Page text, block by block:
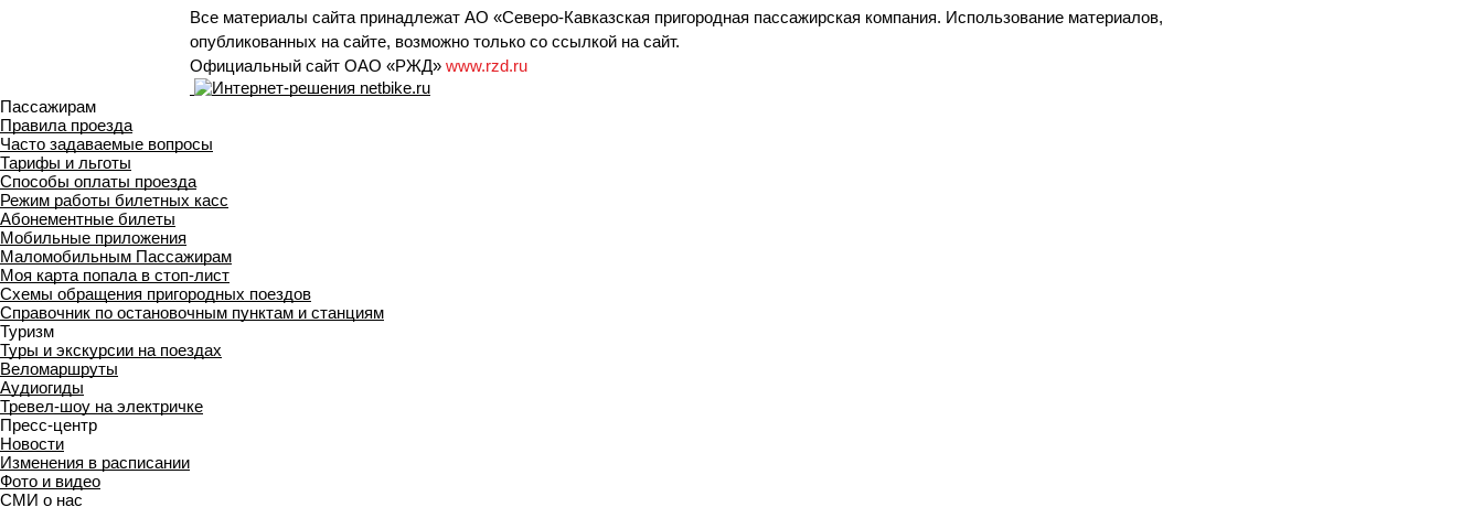
Все материалы сайта принадлежат АО «Северо-Кавказская пригородная пассажирская компания. Использование материалов,
опубликованных на сайте, возможно только со ссылкой на сайт.
Официальный сайт ОАО «РЖД» www.rzd.ru
Пассажирам
Правила проезда
Часто задаваемые вопросы
Тарифы и льготы
Способы оплаты проезда
Режим работы билетных касс
Абонементные билеты
Мобильные приложения
Маломобильным Пассажирам
Моя карта попала в стоп-лист
Cхемы обращения пригородных поездов
Справочник по остановочным пунктам и станциям
Туризм
Туры и экскурсии на поездах
Веломаршруты
Аудиогиды
Тревел-шоу на электричке
Пресс-центр
Новости
Изменения в расписании
Фото и видео
СМИ о нас